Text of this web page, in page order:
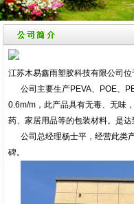
江苏木易鑫雨塑胶科技有限公司
公司主要生产PEVA、POE、
0.6m/m，此产品具有无毒、无味
药、家居用品等的包装材料。是达
公司总经理杨士平，经营此类
碑。